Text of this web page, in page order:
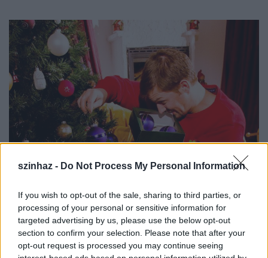
szinhaz - Do Not Process My Personal Information
If you wish to opt-out of the sale, sharing to third parties, or
processing of your personal or sensitive information for
targeted advertising by us, please use the below opt-out
section to confirm your selection. Please note that after your
opt-out request is processed you may continue seeing